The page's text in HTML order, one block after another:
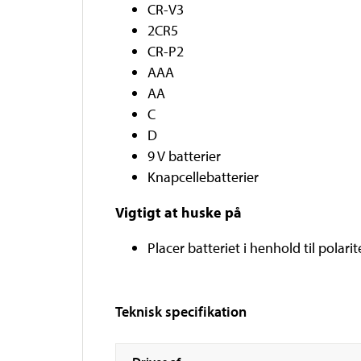
CR-V3
2CR5
CR-P2
AAA
AA
C
D
9 V batterier
Knapcellebatterier
Vigtigt at huske på
Placer batteriet i henhold til
Teknisk specifikation